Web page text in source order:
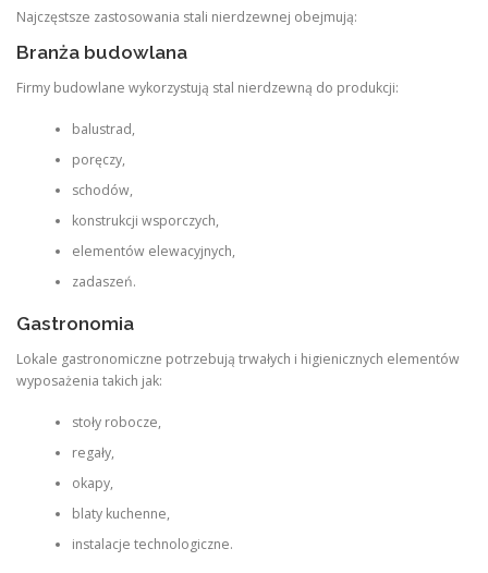
Najczęstsze zastosowania stali nierdzewnej obejmują:
Branża budowlana
Firmy budowlane wykorzystują stal nierdzewną do produkcji:
balustrad,
poręczy,
schodów,
konstrukcji wsporczych,
elementów elewacyjnych,
zadaszeń.
Gastronomia
Lokale gastronomiczne potrzebują trwałych i higienicznych elementów
wyposażenia takich jak:
stoły robocze,
regały,
okapy,
blaty kuchenne,
instalacje technologiczne.